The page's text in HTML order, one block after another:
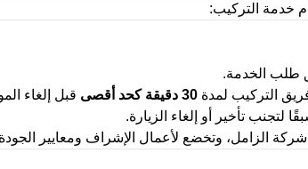
خدمة التركيب:
طلب الخدمة.
التركيب لمدة30 دقيقة كحد أقصى قبل إلغاء
تأخير أو إلغاء الزيارة.
الزامل، وتخضع لأعمال الإشراف ومعايير